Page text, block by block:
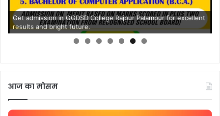
Get admission in GGDSD College Rajpur Palampur for excellent
results and bright future.
आज का मोसम